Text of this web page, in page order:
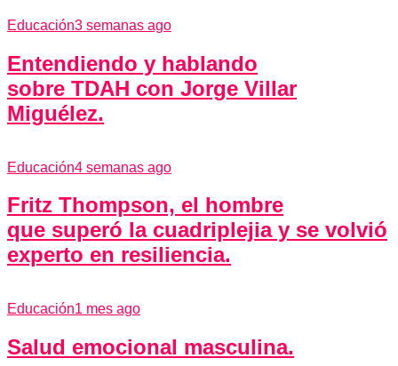
Educación3 semanas ago
Entendiendo y hablando
sobre TDAH con Jorge Villar
Miguélez.
Educación4 semanas ago
Fritz Thompson, el hombre
que superó la cuadriplejia y se volvió
experto en resiliencia.
Educación1 mes ago
Salud emocional masculina.